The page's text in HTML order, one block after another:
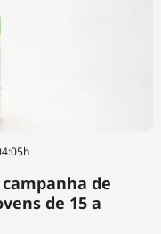
de
de 15 a